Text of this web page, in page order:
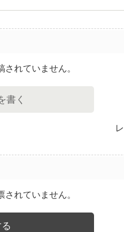
れていません。
書く
れていません。